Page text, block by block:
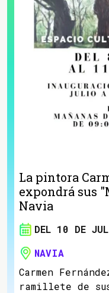
La pintora
expondrá sus
Navia
DEL 10 DE
NAVIA
Carmen
ramillete de